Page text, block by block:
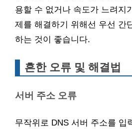
용할 수 없거나 속도가 느려지
제를 해결하기 위해선 우선 간
하는 것이 좋습니다.
흔한 오류 및 해결법
서버 주소 오류
무작위로 DNS 서버 주소를 입